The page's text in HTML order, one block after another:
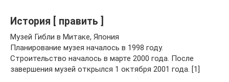
История [ править ]
Музей Гибли в Митаке, Япония
Планирование музея началось в 1998 году.
Строительство началось в марте 2000 года. После
завершения музей открылся 1 октября 2001 года. [1]